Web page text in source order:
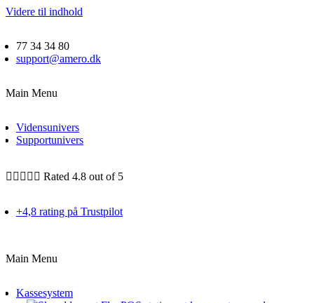
Videre til indhold
77 34 34 80
support@amero.dk
Main Menu
Vidensunivers
Supportunivers
     Rated 4.8 out of 5
+4,8 rating på Trustpilot
Main Menu
Kassesystem